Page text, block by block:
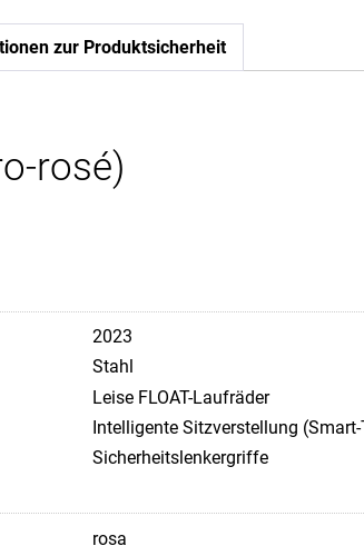
zur Produktsicherheit
rosé)
2023
Stahl
Leise FLOAT-Laufräder
Intelligente Sitzverstellung
Sicherheitslenkergriffe
rosa